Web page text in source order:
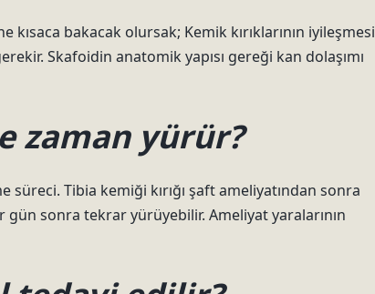
bakacak olursak; Kemik kırıklarının iyileşmesi
Skafoidin anatomik yapısı gereği kan dolaşımı
zaman yürür?
süreci. Tibia kemiği kırığı şaft ameliyatından sonra
sonra tekrar yürüyebilir. Ameliyat yaralarının